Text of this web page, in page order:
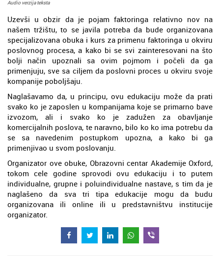
Audio verzija teksta
Uzevši u obzir da je pojam faktoringa relativno nov na
našem tržištu, to se javila potreba da bude organizovana
specijalizovana obuka i kurs za primenu faktoringa u okviru
poslovnog procesa, a kako bi se svi zainteresovani na što
bolji način upoznali sa ovim pojmom i počeli da ga
primenjuju, sve sa ciljem da poslovni proces u okviru svoje
kompanije poboljšaju.
Naglašavamo da, u principu, ovu edukaciju može da prati
svako ko je zaposlen u kompanijama koje se primarno bave
izvozom, ali i svako ko je zadužen za obavljanje
komercijalnih poslova, te naravno, bilo ko ko ima potrebu da
se sa navedenim postupkom upozna, a kako bi ga
primenjivao u svom poslovanju.
Organizator ove obuke, Obrazovni centar Akademije Oxford,
tokom cele godine sprovodi ovu edukaciju i to putem
individualne, grupne i poluindividualne nastave, s tim da je
naglašeno da sva tri tipa edukacije mogu da budu
organizovana ili online ili u predstavništvu institucije
organizator.